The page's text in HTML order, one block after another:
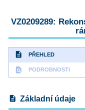
VZ0209289:
description PŘEHLED
find_in_page PODROBNOSTI
description Základní údaje